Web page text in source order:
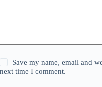
Save my name, email and
next time I comment.